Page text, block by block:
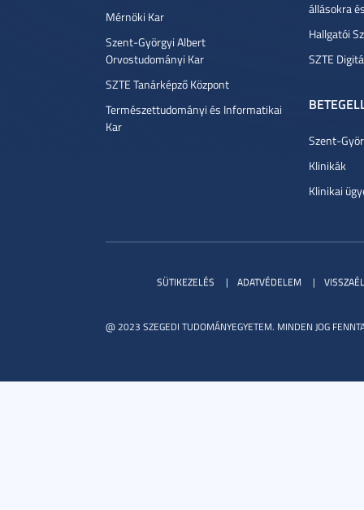
Mérnöki Kar
Szent-Györgyi Albert
Orvostudományi Kar
SZTE Tanárképző Központ
Természettudományi és Informatikai
Kar
állásokra
Hallgatói
SZTE
Szent-
Klinikák
Klinikai
@ 2023 SZEGEDI TUDOMÁNYEGYETEM. MINDEN JOG
SÜTIKEZELÉS ADATVÉDELEM